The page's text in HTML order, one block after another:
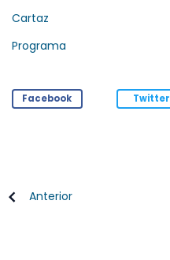
Cartaz
Programa
Facebook Twitter
Anterior